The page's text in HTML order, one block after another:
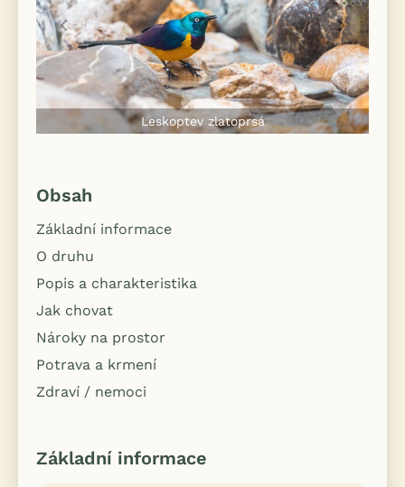
Leskoptev zlatoprsá
Obsah
Základní informace
O druhu
Popis a charakteristika
Jak chovat
Nároky na prostor
Potrava a krmení
Zdraví / nemoci
Základní informace